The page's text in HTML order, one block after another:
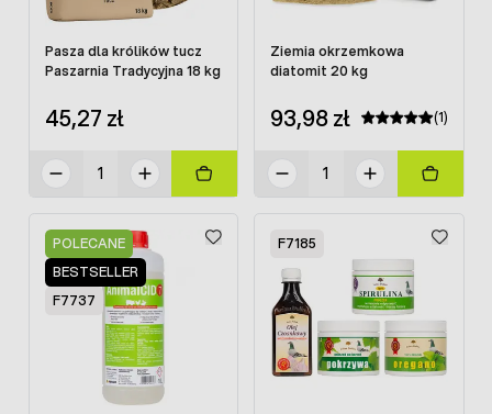
Pasza dla królików tucz
Paszarnia Tradycyjna 18 kg
45,27 zł
Ziemia okrzemkowa
diatomit 20 kg
93,98 zł (1)
POLECANE
BESTSELLER
F7737
F7185